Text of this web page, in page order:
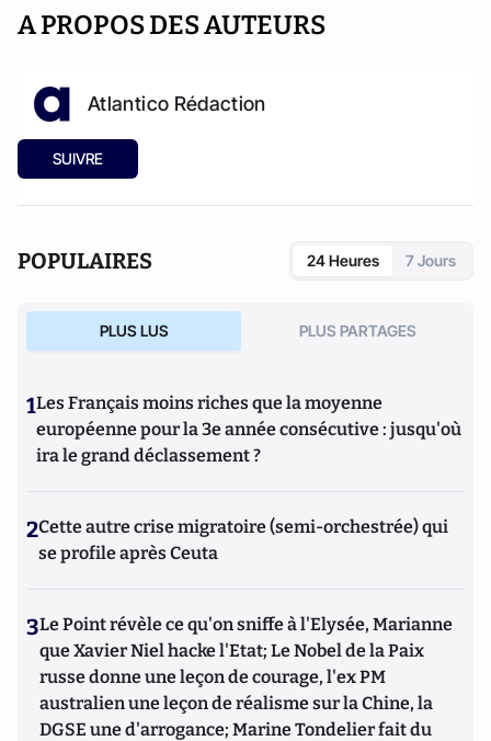
A PROPOS DES AUTEURS
Atlantico Rédaction
SUIVRE
POPULAIRES 24 Heures 7 Jours
PLUS LUS PLUS PARTAGES
1Les Français moins riches que la moyenne
européenne pour la 3e année consécutive : jusqu'où
ira le grand déclassement ?
2Cette autre crise migratoire (semi-orchestrée) qui
se profile après Ceuta
3Le Point révèle ce qu'on sniffe à l'Elysée, Marianne
que Xavier Niel hacke l'Etat; Le Nobel de la Paix
russe donne une leçon de courage, l'ex PM
australien une leçon de réalisme sur la Chine, la
DGSE une d'arrogance; Marine Tondelier fait du